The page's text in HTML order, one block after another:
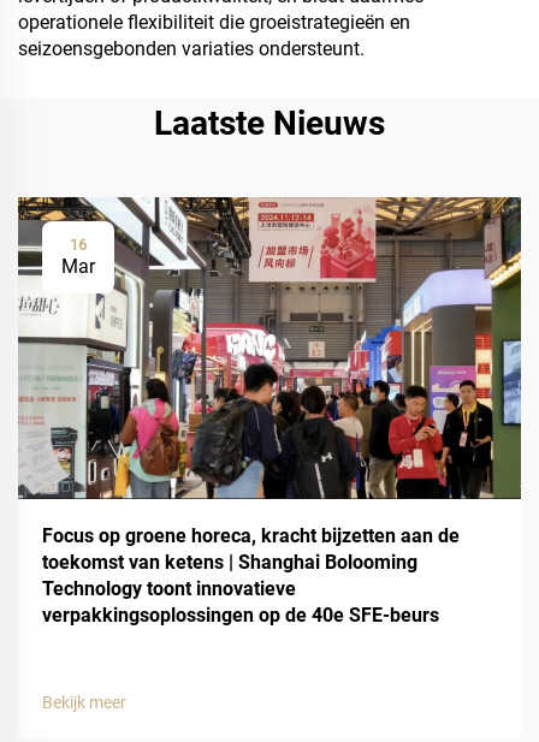
operationele flexibiliteit die groeistrategieën en
seizoensgebonden variaties ondersteunt.
Laatste Nieuws
16
Mar
Focus op groene horeca, kracht bijzetten aan de
toekomst van ketens | Shanghai Bolooming
Technology toont innovatieve
verpakkingsoplossingen op de 40e SFE-beurs
Bekijk meer